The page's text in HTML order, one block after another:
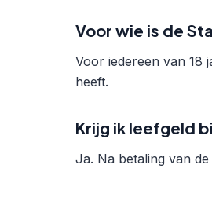
Voor wie is de
Voor iedereen van 18
heeft.
Krijg ik leefgeld
Ja. Na betaling van